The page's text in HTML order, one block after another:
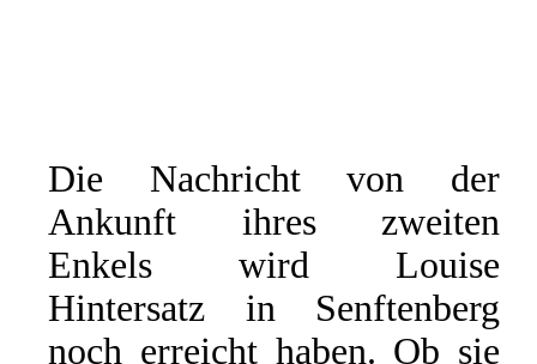
Die Nachricht von der
Ankunft ihres zweiten
Enkels wird Louise
Hintersatz in Senftenberg
noch erreicht haben. Ob sie